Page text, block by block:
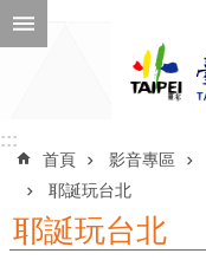
跳到主要內容區塊
公
::::::
首頁 影音專區
耶誕玩台北
耶誕玩台北